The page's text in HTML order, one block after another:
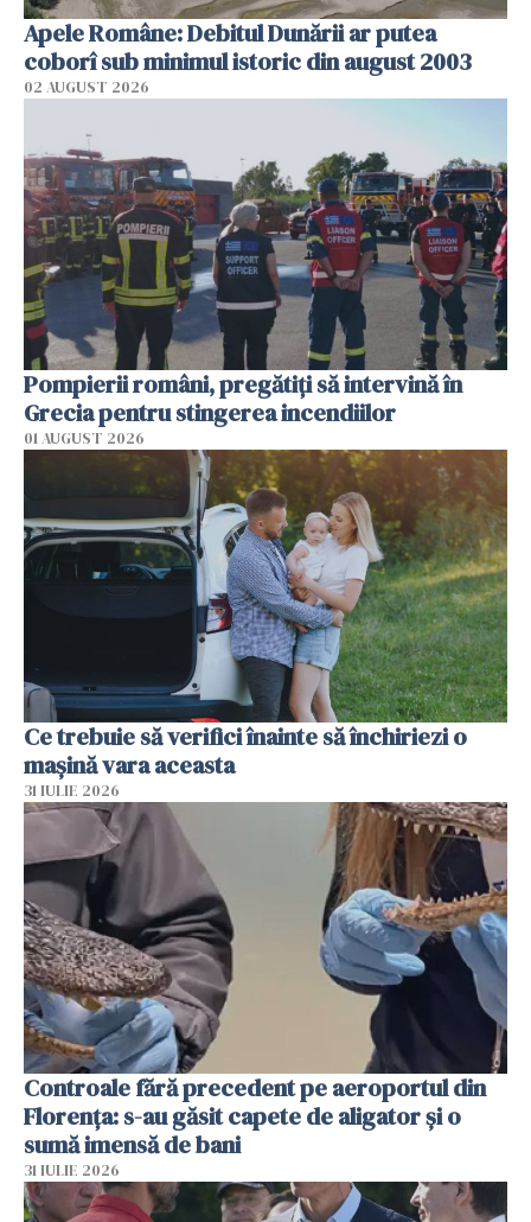
Apele Române: Debitul Dunării ar putea
coborî sub minimul istoric din august 2003
02 AUGUST 2026
Pompierii români, pregătiţi să intervină în
Grecia pentru stingerea incendiilor
01 AUGUST 2026
Ce trebuie să verifici înainte să închiriezi o
mașină vara aceasta
31 IULIE 2026
Controale fără precedent pe aeroportul din
Florența: s-au găsit capete de aligator și o
sumă imensă de bani
31 IULIE 2026